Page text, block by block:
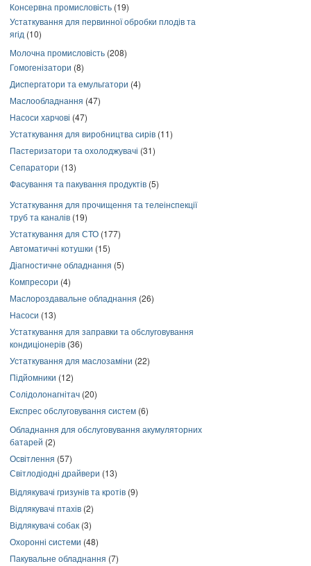
Консервна промисловість (19)
Устаткування для первинної обробки плодів та
ягід (10)
Молочна промисловість (208)
Гомогенізатори (8)
Диспергатори та емульгатори (4)
Маслообладнання (47)
Насоси харчові (47)
Устаткування для виробництва сирів (11)
Пастеризатори та охолоджувачі (31)
Сепаратори (13)
Фасування та пакування продуктів (5)
Устаткування для прочищення та телеінспекції
труб та каналів (19)
Устаткування для СТО (177)
Автоматичні котушки (15)
Діагностичне обладнання (5)
Компресори (4)
Маслороздавальне обладнання (26)
Насоси (13)
Устаткування для заправки та обслуговування
кондиціонерів (36)
Устаткування для маслозаміни (22)
Підйомники (12)
Солідолонагнітач (20)
Експрес обслуговування систем (6)
Обладнання для обслуговування акумуляторних
батарей (2)
Освітлення (57)
Світлодіодні драйвери (13)
Відлякувачі гризунів та кротів (9)
Відлякувачі птахів (2)
Відлякувачі собак (3)
Охоронні системи (48)
Пакувальне обладнання (7)